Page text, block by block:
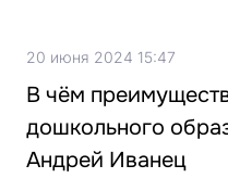
20 июня 2024 15:47
В чём
дошкольного
Андрей Иванец